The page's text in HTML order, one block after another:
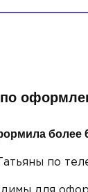
более
по